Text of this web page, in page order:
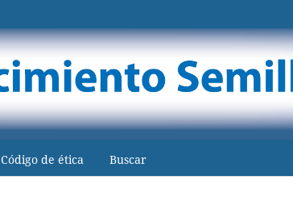
Código de ética Buscar